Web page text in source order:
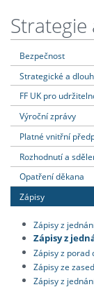
Bezpečnost
Strategické a
FF UK pro
Výroční zprávy
Platné vnitřní
Rozhodnutí a
Opatření děkana
Zápisy
Zápisy z
Zápisy z
Zápisy z porad
Zápisy ze
Zápisy z